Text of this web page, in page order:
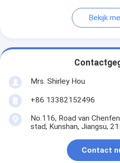
Bekijk
Mrs. Shirley Hou
+86 13382152496
No.116, Road van
stad, Kunshan, Jiangsu,
Contact